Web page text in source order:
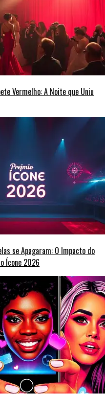
Vermelho: A Noite que Uniu
se Apagaram: O Impacto do
Ícone 2026